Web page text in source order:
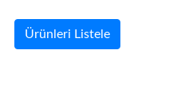
Ürünleri Listele